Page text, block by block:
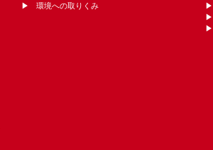
環境への取りくみ